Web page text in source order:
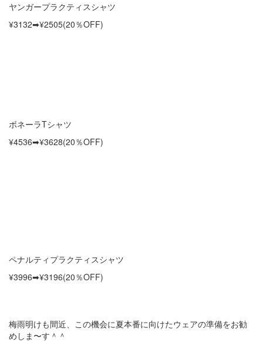
ヤンガープラクティスシャツ
¥3132➡︎¥2505(20％OFF)
ボネーラTシャツ
¥4536➡︎¥3628(20％OFF)
ペナルティプラクティスシャツ
¥3996➡︎¥3196(20％OFF)
梅雨明けも間近、この機会に夏本番に向けたウェアの準備をお勧
めしま〜す＾＾